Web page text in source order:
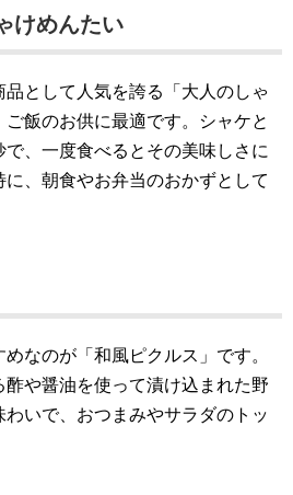
けめんたい
として人気を誇る「大人のしゃ
飯のお供に最適です。シャケと
、一度食べるとその美味しさに
、朝食やお弁当のおかずとして
なのが「和風ピクルス」です。
酢や醤油を使って漬け込まれた野
いで、おつまみやサラダのトッ